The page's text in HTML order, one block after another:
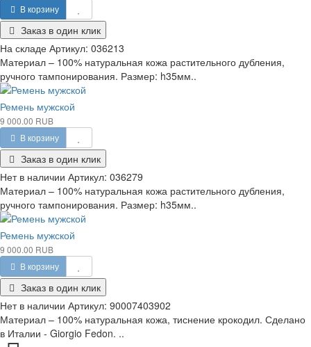
В корзину
Заказ в один клик
На складе Артикул: 036213
Материал – 100% натуральная кожа растительного дубления,
ручного тампонирования. Размер: h35мм..
Ремень мужской
9 000.00 RUB
В корзину
Заказ в один клик
Нет в наличии Артикул: 036279
Материал – 100% натуральная кожа растительного дубления,
ручного тампонирования. Размер: h35мм..
Ремень мужской
9 000.00 RUB
В корзину
Заказ в один клик
Нет в наличии Артикул: 90007403902
Материал – 100% натуральная кожа, тиснение крокодил. Сделано
в Италии - Giorgio Fedon. ..